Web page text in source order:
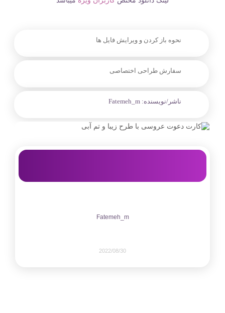
نحوه باز کردن و ویرایش فایل ها
سفارش طراحی اختصاصی
ناشر/نویسنده: Fatemeh_m
Fatemeh_m
2022/08/30